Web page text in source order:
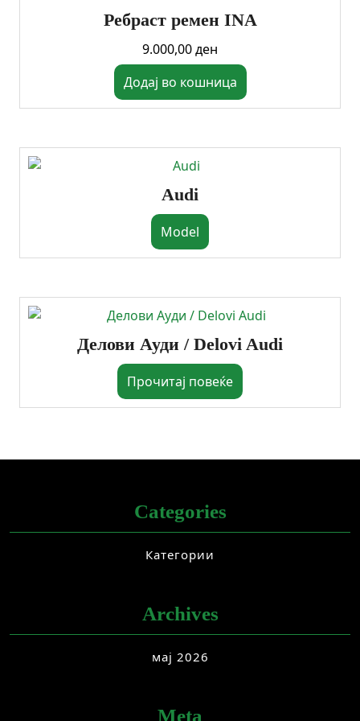
Ребраст ремен INA
9.000,00ден
Додај во кошница
Audi
Model
Делови Ауди / Delovi Audi
Прочитај повеќе
Categories
Категории
Archives
мај 2026
Meta